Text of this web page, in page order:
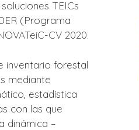
TEICs
(Programa
CV 2020.
inventario forestal
mediante
estadística
con las que
dinámica –